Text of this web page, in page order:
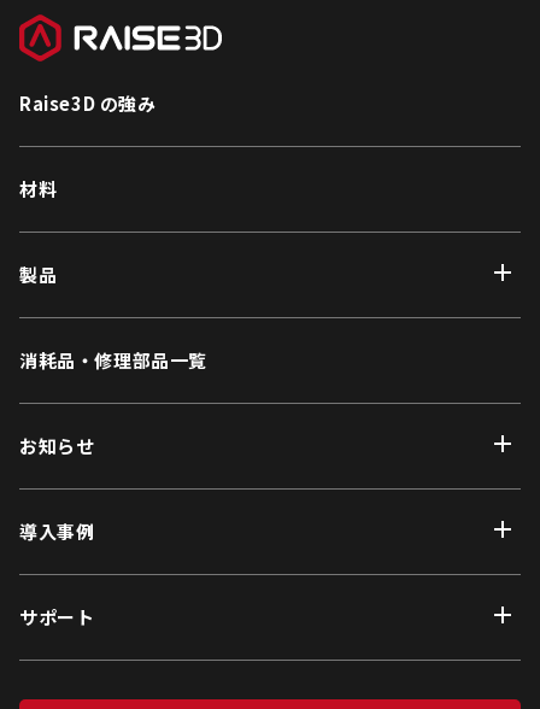
Raise3D の強み
材料
製品
消耗品・修理部品一覧
お知らせ
導入事例
サポート